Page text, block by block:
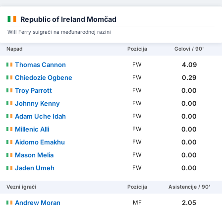
Republic of Ireland Momčad
Will Ferry suigrači na međunarodnoj razini
Napad Pozicija Golovi / 90'
Thomas Cannon FW
4.09
Chiedozie Ogbene
FW
0.29
Troy Parrott
FW
0.00
Johnny Kenny
FW
0.00
Adam Uche Idah
FW
0.00
Millenic Alli
FW
0.00
Aidomo Emakhu
FW
0.00
Mason Melia
FW
0.00
Jaden Umeh
FW 0.00
Vezni igrači Pozicija Asistencije / 90'
Andrew Moran MF
2.05